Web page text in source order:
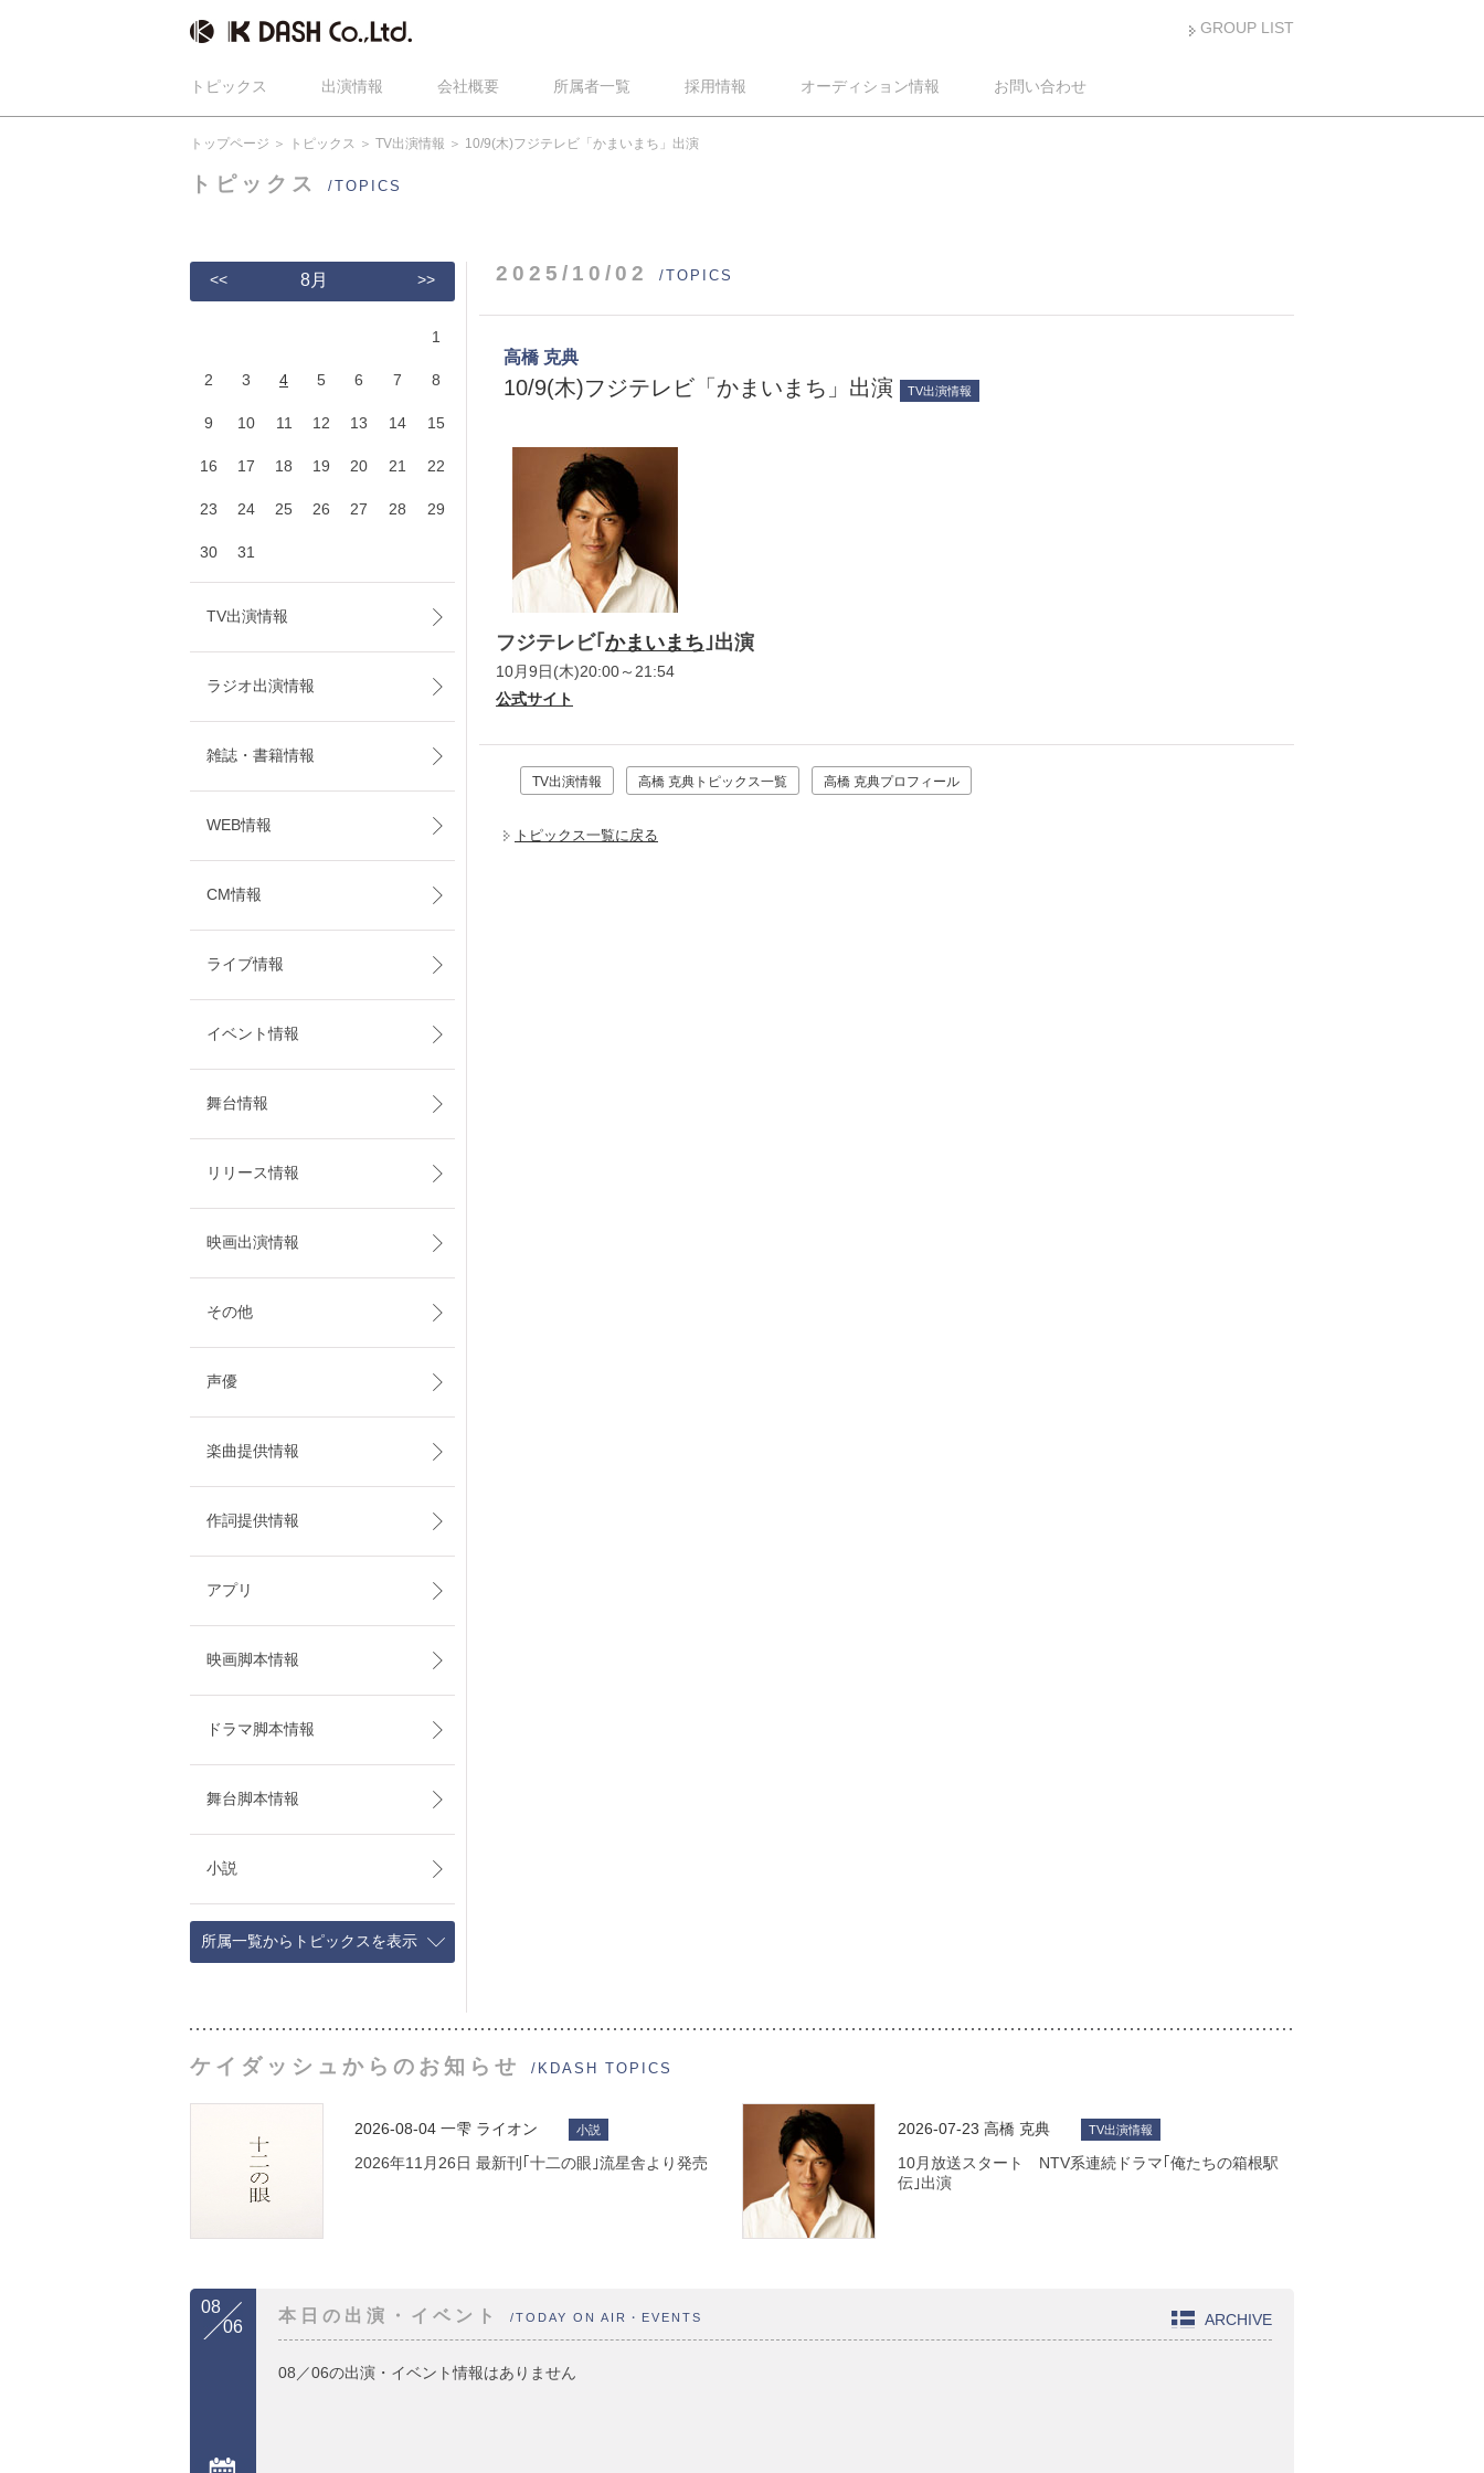
GROUP LIST
トピックス 出演情報 会社概要 所属者一覧 採用情報 オーディション情報 お問い合わせ
トップページ トピックス TV出演情報 10/9(木)フジテレビ「かまいまち」出演
トピックス /TOPICS
2025/10/02 /TOPICS
高橋 克典
10/9(木)フジテレビ「かまいまち」出演 TV出演情報
フジテレビ｢ かまいまち｣出演
10月9日(木)20:00～21:54
公式サイト
TV出演情報 高橋 克典トピックス一覧 高橋 克典プロフィール
トピックス一覧に戻る
<< 8月 >>
1
2 3 4 5 6 7 8
9 10 11 12 13 14 15
16 17 18 19 20 21 22
23 24 25 26 27 28 29
30 31
TV出演情報
ラジオ出演情報
雑誌・書籍情報
WEB情報
CM情報
ライブ情報
イベント情報
舞台情報
リリース情報
映画出演情報
その他
声優
楽曲提供情報
作詞提供情報
アプリ
映画脚本情報
ドラマ脚本情報
舞台脚本情報
小説
所属一覧からトピックスを表示
ケイダッシュからのお知らせ /KDASH TOPICS
2026-08-04 一雫 ライオン 小説
2026年11月26日 最新刊｢十二の眼｣流星舎より発売
2026-07-23 高橋 克典 TV出演情報
10月放送スタート NTV系連続ドラマ｢俺たちの箱根駅
伝｣出演
08
06
本日の出演・イベント /TODAY ON AIR・EVENTS
08／06の出演・イベント情報はありません
ARCHIVE